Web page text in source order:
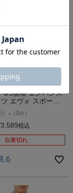
US規格 エンハンス
エヴォ スポーツ
LS Tee Slv Evo
ット セール
- （0件 ）
3,589税込
在庫切れ
る